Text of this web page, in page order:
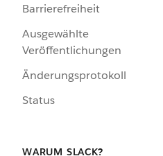
Barrierefreiheit
Ausgewählte
Veröffentlichungen
Änderungsprotokoll
Status
WARUM SLACK?